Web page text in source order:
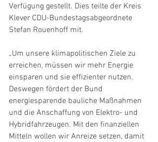
Verfügung gestellt. Dies teilte der Kreis
Klever CDU-Bundestagsabgeordnete
Stefan Rouenhoff mit.
„Um unsere klimapolitischen Ziele zu
erreichen, müssen wir mehr Energie
einsparen und sie effizienter nutzen.
Deswegen fördert der Bund
energiesparende bauliche Maßnahmen
und die Anschaffung von Elektro- und
Hybridfahrzeugen. Mit den finanziellen
Mitteln wollen wir Anreize setzen, damit